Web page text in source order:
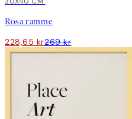
Rosa ramme
228,65 kr269 kr